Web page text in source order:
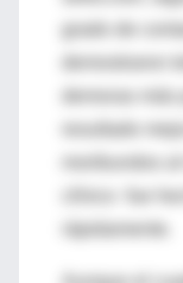
grado de
demoras
resultado
moribundos